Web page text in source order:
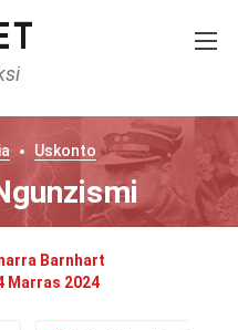
Uskonto
Barnhart
Marras 2024